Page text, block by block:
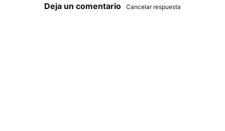
Deja un comentario Cancelar respuesta